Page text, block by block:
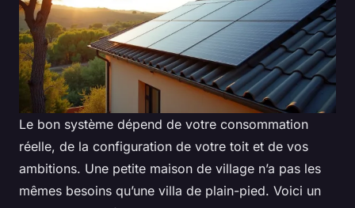
Le bon système dépend de votre consommation
réelle, de la configuration de votre toit et de vos
ambitions. Une petite maison de village n’a pas les
mêmes besoins qu’une villa de plain-pied. Voici un